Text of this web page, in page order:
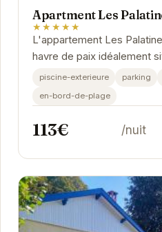
Apartment Les
★★★★★
L'appartement Les
havre de paix idéalement
Mer. Son emplacement
piscine-exterieure parking
en-bord-de-plage
113€ /nuit